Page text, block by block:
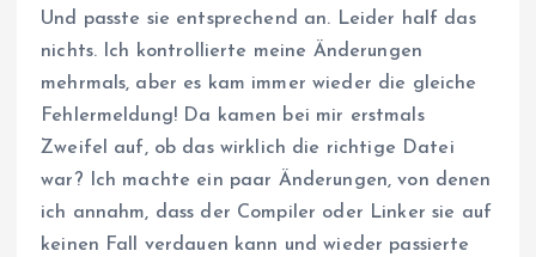
Und passte sie entsprechend an. Leider half das
nichts. Ich kontrollierte meine Änderungen
mehrmals, aber es kam immer wieder die gleiche
Fehlermeldung! Da kamen bei mir erstmals
Zweifel auf, ob das wirklich die richtige Datei
war? Ich machte ein paar Änderungen, von denen
ich annahm, dass der Compiler oder Linker sie auf
keinen Fall verdauen kann und wieder passierte